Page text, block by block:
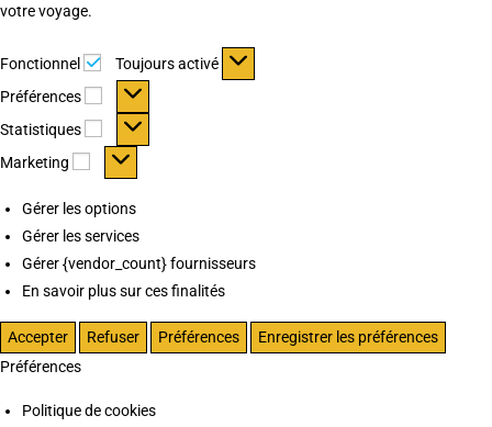
votre voyage.
Fonctionnel Fonctionnel
Toujours activé
Préférences
Préférences
Statistiques Statistiques
Marketing Marketing
Gérer les options
Gérer les services
Gérer {vendor_count} fournisseurs
En savoir plus sur ces finalités
Accepter Refuser Préférences
Enregistrer les préférences
Préférences
Politique de cookies